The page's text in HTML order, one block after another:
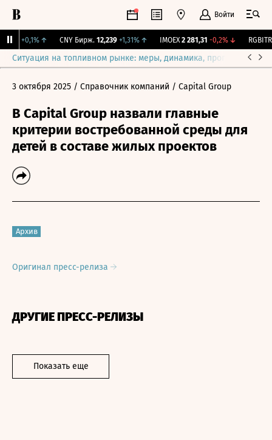
Войти
+0,1% ↑ CNY Бирж. 12,239 +1,31% ↑ IMOEX 2 281,31 -0,2%↓ RGBITR
Ситуация на топливном рынке: меры, динамика, прогнозы
3 октября 2025 / Справочник компаний / Capital Group
В Capital Group назвали главные
критерии востребованной среды для
детей в составе жилых проектов
Архив
Оригинал пресс-релиза
ДРУГИЕ ПРЕСС-РЕЛИЗЫ
Показать еще